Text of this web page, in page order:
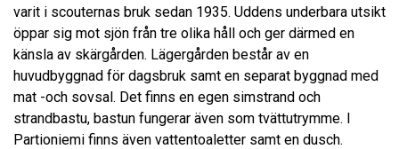
varit i scouternas bruk sedan 1935. Uddens underbara utsikt
öppar sig mot sjön från tre olika håll och ger därmed en
känsla av skärgården. Lägergården består av en
huvudbyggnad för dagsbruk samt en separat byggnad med
mat -och sovsal. Det finns en egen simstrand och
strandbastu, bastun fungerar även som tvättutrymme. I
Partioniemi finns även vattentoaletter samt en dusch.